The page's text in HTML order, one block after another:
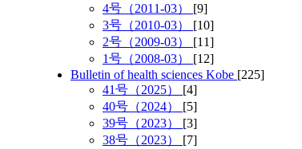
4号（2011-03） [9]
3号（2010-03） [10]
2号（2009-03） [11]
1号（2008-03） [12]
Bulletin of health sciences Kobe [225]
41号（2025） [4]
40号（2024） [5]
39号（2023） [3]
38号（2023） [7]